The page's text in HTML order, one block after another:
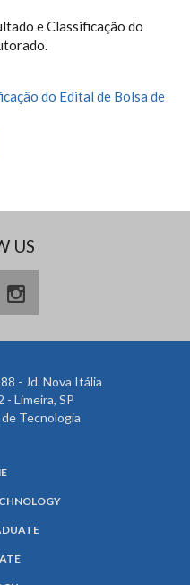
e Classificação do
do Edital de Bolsa de
US
- Jd. Nova Itália
Limeira, SP
Tecnologia